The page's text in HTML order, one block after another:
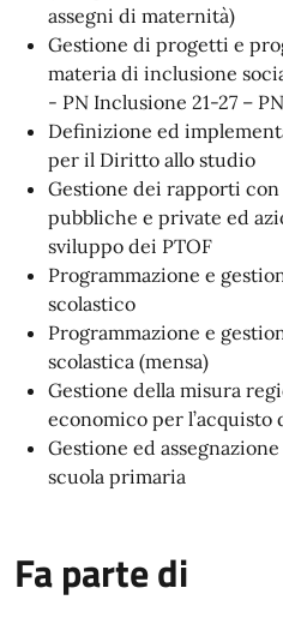
assegni di maternità)
Gestione di progetti e
materia di inclusione
- PN Inclusione 21-27 –
Definizione ed
per il Diritto allo studio
Gestione dei rapporti
pubbliche e private ed
sviluppo dei PTOF
Programmazione e
scolastico
Programmazione e
scolastica (mensa)
Gestione della misura
economico per
Gestione ed
scuola primaria
Fa parte di